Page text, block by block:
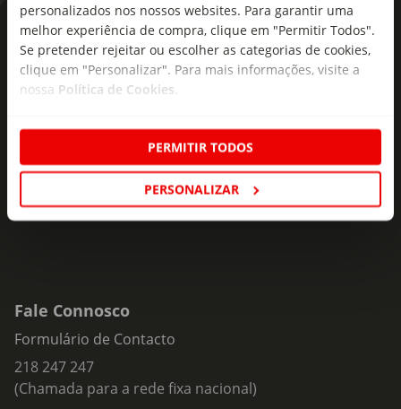
personalizados nos nossos websites. Para garantir uma
melhor experiência de compra, clique em "Permitir Todos".
Se pretender rejeitar ou escolher as categorias de cookies,
clique em "Personalizar". Para mais informações, visite a
nossa Política de Cookies
PERMITIR TODOS
PERSONALIZAR
As novidades mais frescas no
seu e-mail!
Subscreva e descubra campanhas exclusivas,
mail
Subscrever
Fale Connosco
Formulário de Contacto
218 247 247
(Chamada para a rede fixa nacional)